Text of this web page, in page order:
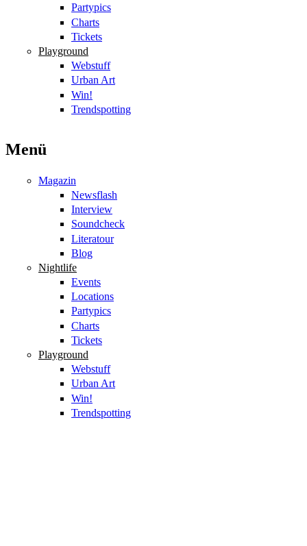
Partypics
Charts
Tickets
Playground
Webstuff
Urban Art
Win!
Trendspotting
Menü
Magazin
Newsflash
Interview
Soundcheck
Literatour
Blog
Nightlife
Events
Locations
Partypics
Charts
Tickets
Playground
Webstuff
Urban Art
Win!
Trendspotting